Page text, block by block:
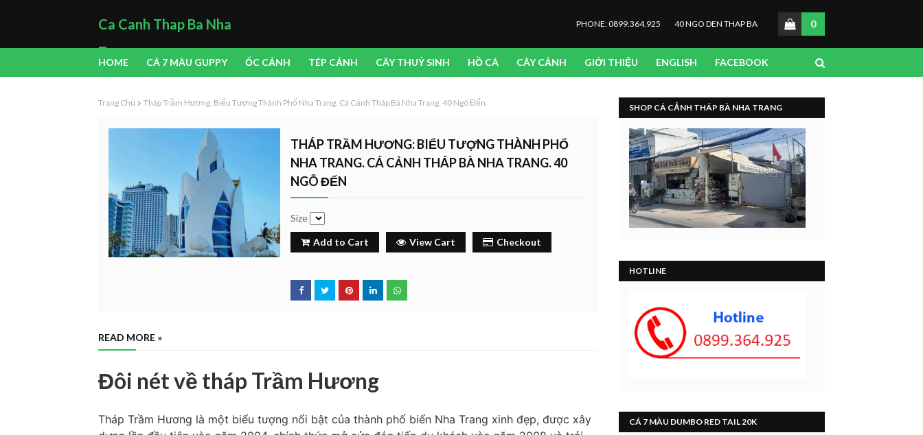
Ca Canh Thap Ba Nha
Trang
PHONE: 0899.364.925 40 NGO DEN THAP BA 0
HOME CÁ 7 MÀU GUPPY ỐC CẢNH TÉP CẢNH CÂY THUỶ SINH HỒ CÁ CÂY CẢNH GIỚI THIỆU ENGLISH FACEBOOK
Trang Chủ Tháp Trầm Hương: Biểu Tượng Thành Phố Nha Trang. Cá Cảnh Tháp Bà Nha Trang. 40 Ngô Đến
THÁP TRẦM HƯƠNG: BIỂU TƯỢNG THÀNH PHỐ
NHA TRANG. CÁ CẢNH THÁP BÀ NHA TRANG. 40
NGÔ ĐẾN
Size
Add to Cart View Cart Checkout
READ MORE »
Đôi nét về tháp Trầm Hương
Tháp Trầm Hương là một biểu tượng nổi bật của thành phố biển Nha Trang xinh đẹp, được xây
SHOP CÁ CẢNH THÁP BÀ NHA TRANG
HOTLINE
CÁ 7 MÀU DUMBO RED TAIL 20K